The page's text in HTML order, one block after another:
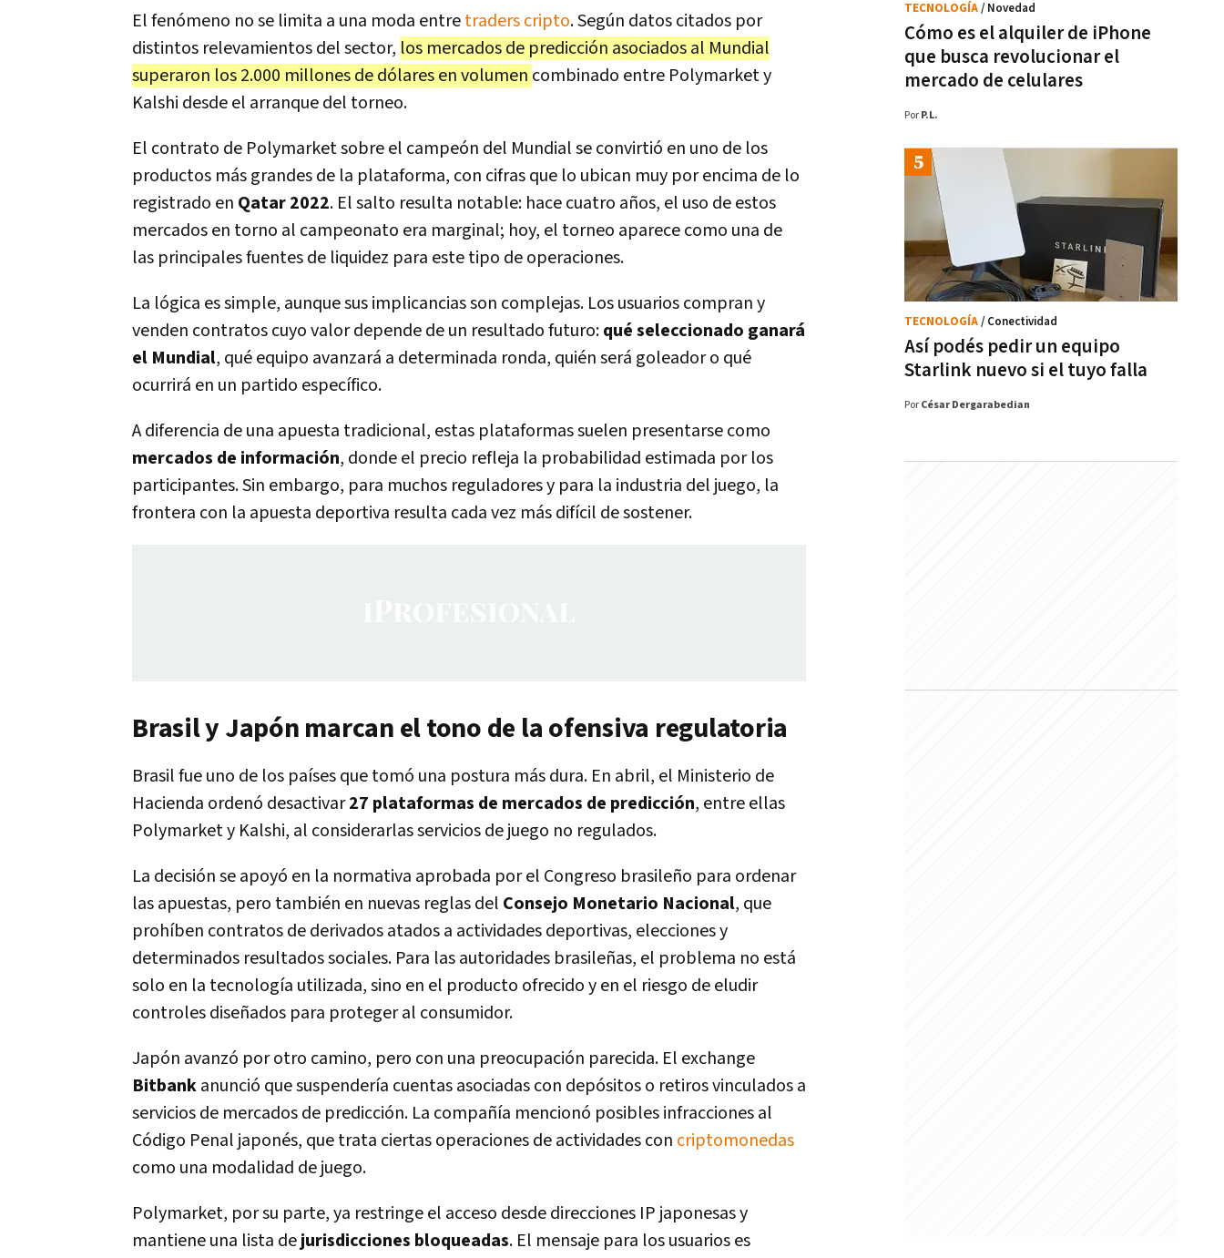
El fenómeno no se limita a una moda entretraders cripto. Según datos citados por
distintos relevamientos del sector, los mercados de predicción asociados al Mundial
superaron los 2.000 millones de dólares en volumen combinado entre Polymarket y
Kalshi desde el arranque del torneo.
El contrato de Polymarket sobre el campeón del Mundial se convirtió en uno de los
productos más grandes de la plataforma, con cifras que lo ubican muy por encima de lo
registrado en Qatar 2022. El salto resulta notable: hace cuatro años, el uso de estos
mercados en torno al campeonato era marginal; hoy, el torneo aparece como una de
las principales fuentes de liquidez para este tipo de operaciones.
La lógica es simple, aunque sus implicancias son complejas. Los usuarios compran y
venden contratos cuyo valor depende de un resultado futuro:qué seleccionado ganará
el Mundial, qué equipo avanzará a determinada ronda, quién será goleador o qué
ocurrirá en un partido específico.
A diferencia de una apuesta tradicional, estas plataformas suelen presentarse como
mercados de información, donde el precio refleja la probabilidad estimada por los
participantes. Sin embargo, para muchos reguladores y para la industria del juego, la
frontera con la apuesta deportiva resulta cada vez más difícil de sostener.
Brasil y Japón marcan el tono de la ofensiva regulatoria
Brasil fue uno de los países que tomó una postura más dura. En abril, el Ministerio de
Hacienda ordenó desactivar27 plataformas de mercados de predicción, entre ellas
Polymarket y Kalshi, al considerarlas servicios de juego no regulados.
La decisión se apoyó en la normativa aprobada por el Congreso brasileño para ordenar
las apuestas, pero también en nuevas reglas del Consejo Monetario Nacional, que
prohíben contratos de derivados atados a actividades deportivas, elecciones y
determinados resultados sociales. Para las autoridades brasileñas, el problema no está
solo en la tecnología utilizada, sino en el producto ofrecido y en el riesgo de eludir
controles diseñados para proteger al consumidor.
Japón avanzó por otro camino, pero con una preocupación parecida. El exchange
Bitbankanunció que suspendería cuentas asociadas con depósitos o retiros vinculados a
servicios de mercados de predicción. La compañía mencionó posibles infracciones al
Código Penal japonés, que trata ciertas operaciones de actividades con criptomonedas
como una modalidad de juego.
Polymarket, por su parte, ya restringe el acceso desde direcciones IP japonesas y
mantiene una lista dejurisdicciones bloqueadas. El mensaje para los usuarios es
Cómo es el alquiler de iPhone
que busca revolucionar el
mercado de celulares
TECNOLOGÍA/ Novedad
Por P.L.
Así podés pedir un equipo
Starlink nuevo si el tuyo falla
TECNOLOGÍA/ Conectividad
Por César Dergarabedian